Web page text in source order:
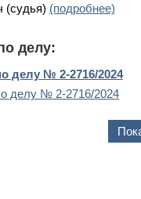
(судья) (подробнее)
делу:
делу № 2-2716/2024
делу № 2-2716/2024